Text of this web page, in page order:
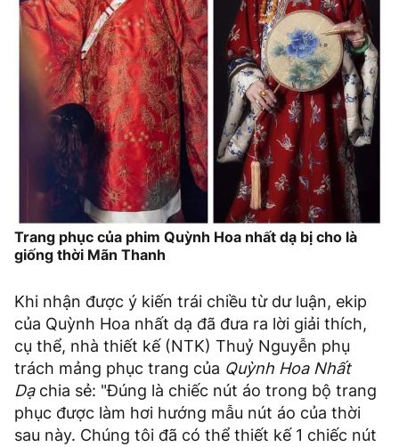
Trang phục của phim Quỳnh Hoa nhất dạ bị cho là
giống thời Mãn Thanh
Khi nhận được ý kiến trái chiều từ dư luận, ekip
của Quỳnh Hoa nhất dạ đã đưa ra lời giải thích,
cụ thể, nhà thiết kế (NTK) Thuỷ Nguyễn phụ
trách mảng phục trang của Quỳnh Hoa Nhất
Dạchia sẻ: "Đúng là chiếc nút áo trong bộ trang
phục được làm hơi hướng mẫu nút áo của thời
sau này. Chúng tôi đã có thể thiết kế 1 chiếc nút